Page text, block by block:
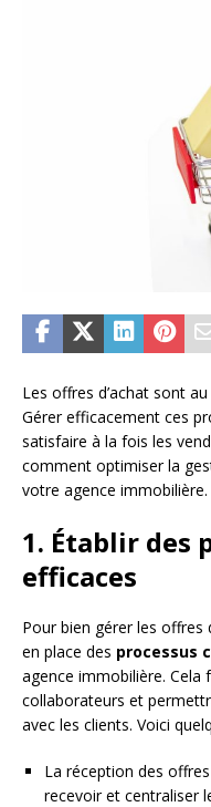
Les offres d’achat sont
Gérer efficacement ces
satisfaire à la fois les
comment optimiser la
votre agence immobilière.
1. Établir des
efficaces
Pour bien gérer les offres
en place des processus
agence immobilière. Cela
collaborateurs et
avec les clients. Voici
La réception des
recevoir et centraliser